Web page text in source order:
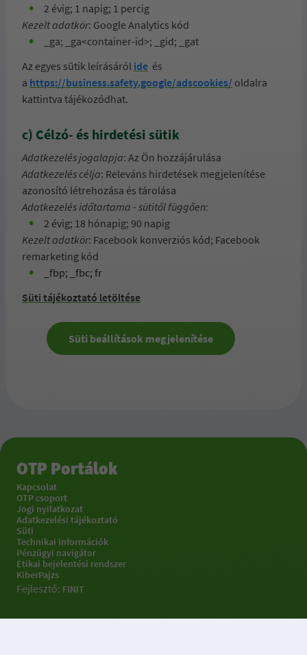
2 évig; 1 napig; 1 percig
Kezelt adatkör: Google Analytics kód
_ga; _ga<container-id>; _gid; _gat
Az egyes sütik leírásáról ide és
a https://business.safety.google/adscookies/ oldalra
kattintva tájékozódhat.
c) Célzó- és hirdetési sütik
Adatkezelés jogalapja: Az Ön hozzájárulása
Adatkezelés célja: Releváns hirdetések megjelenítése
azonosító létrehozása és tárolása
Adatkezelés időtartama - sütitől függően:
2 évig; 18 hónapig; 90 napig
Kezelt adatkör: Facebook konverziós kód; Facebook
remarketing kód
_fbp; _fbc; fr
Süti tájékoztató letöltése
Süti beállítások megjelenítése
OTP Portálok
Kapcsolat
OTP csoport
Jogi nyilatkozat
Adatkezelési tájékoztató
Süti
Technikai információk
Pénzügyi navigátor
Etikai bejelentési rendszer
KiberPajzs
Fejlesztő: FINIT